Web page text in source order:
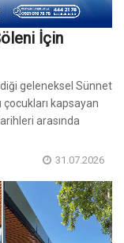
İçin
geleneksel Sünnet
çocukları kapsayan
arasında
31.07.2026